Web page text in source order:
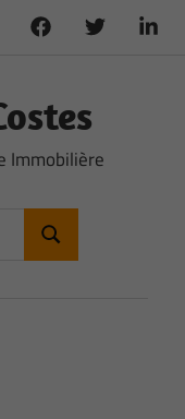
FacebookTwitter
Immobilière
Search